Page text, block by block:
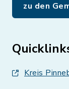
zu den
Kreis